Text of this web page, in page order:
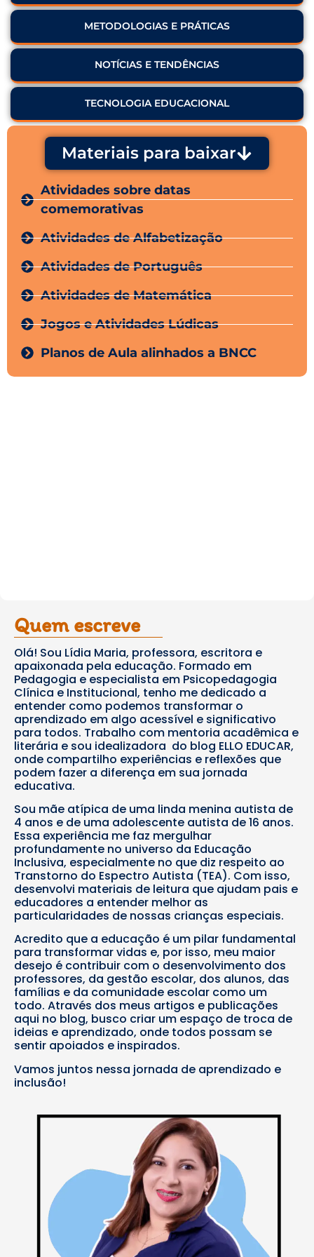
METODOLOGIAS E PRÁTICAS
NOTÍCIAS E TENDÊNCIAS
TECNOLOGIA EDUCACIONAL
Materiais para baixar
Atividades sobre datas
comemorativas
Atividades de Alfabetização
Atividades de Português
Atividades de Matemática
Jogos e Atividades Lúdicas
Planos de Aula alinhados a BNCC
Quem escreve
Olá! Sou Lídia Maria, professora, escritora e
apaixonada pela educação. Formado em
Pedagogia e especialista em Psicopedagogia
Clínica e Institucional, tenho me dedicado a
entender como podemos transformar o
aprendizado em algo acessível e significativo
para todos. Trabalho com mentoria acadêmica e
literária e sou idealizadora do blog ELLO EDUCAR,
onde compartilho experiências e reflexões que
podem fazer a diferença em sua jornada
educativa.
Sou mãe atípica de uma linda menina autista de
4 anos e de uma adolescente autista de 16 anos.
Essa experiência me faz mergulhar
profundamente no universo da Educação
Inclusiva, especialmente no que diz respeito ao
Transtorno do Espectro Autista (TEA). Com isso,
desenvolvi materiais de leitura que ajudam pais e
educadores a entender melhor as
particularidades de nossas crianças especiais.
Acredito que a educação é um pilar fundamental
para transformar vidas e, por isso, meu maior
desejo é contribuir com o desenvolvimento dos
professores, da gestão escolar, dos alunos, das
famílias e da comunidade escolar como um
todo. Através dos meus artigos e publicações
aqui no blog, busco criar um espaço de troca de
ideias e aprendizado, onde todos possam se
sentir apoiados e inspirados.
Vamos juntos nessa jornada de aprendizado e
inclusão!